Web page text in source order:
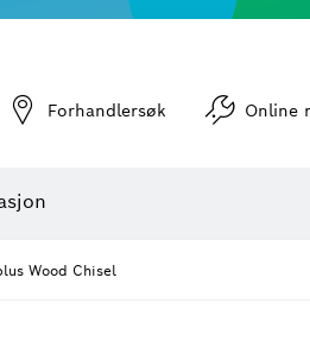
Forhandlersøk Online
Wood Chisel